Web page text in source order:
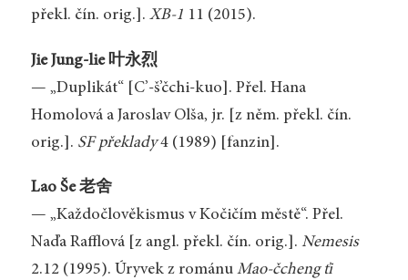
překl. čín. orig.]. XB-1 11 (2015).
Jie Jung-lie 叶永烈
— „Duplikát“ [C’-š’čchi-kuo]. Přel. Hana
Homolová a Jaroslav Olša, jr. [z něm. překl. čín.
orig.]. SF překlady4 (1989) [fanzin].
Lao Še 老舍
— „Každočlověkismus v Kočičím městě“. Přel.
Naďa Rafflová [z angl. překl. čín. orig.]. Nemesis
2.12 (1995). Úryvek z románu Mao-čcheng ťi